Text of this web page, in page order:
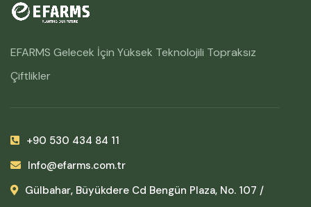
EFARMS Gelecek İçin Yüksek Teknolojili Topraksız
Çiftlikler
+90 530 434 84 11
Info@efarms.com.tr
Gülbahar, Büyükdere Cd Bengün Plaza, No. 107 /